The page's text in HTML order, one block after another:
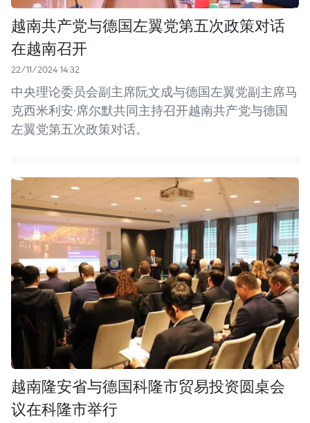
越南共产党与德国左翼党第五次政策对话
在越南召开
22/11/2024 14:32
中央理论委员会副主席阮文成与德国左翼党副主席马
克西米利安·席尔默共同主持召开越南共产党与德国
左翼党第五次政策对话。
越南隆安省与德国科隆市贸易投资圆桌会
议在科隆市举行